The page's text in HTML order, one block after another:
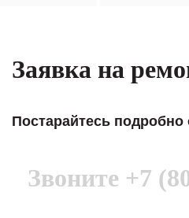
Заявка на
Постарайтесь подробно
Звоните +7